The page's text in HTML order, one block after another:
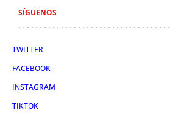
SÍGUENOS
TWITTER
FACEBOOK
INSTAGRAM
TIKTOK